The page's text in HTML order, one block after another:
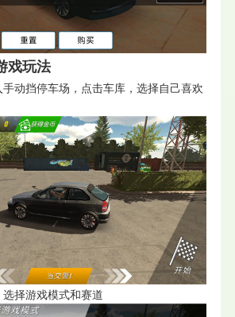
戏玩法
动挡停车场，点击车库，选择自己喜欢
择游戏模式和赛道